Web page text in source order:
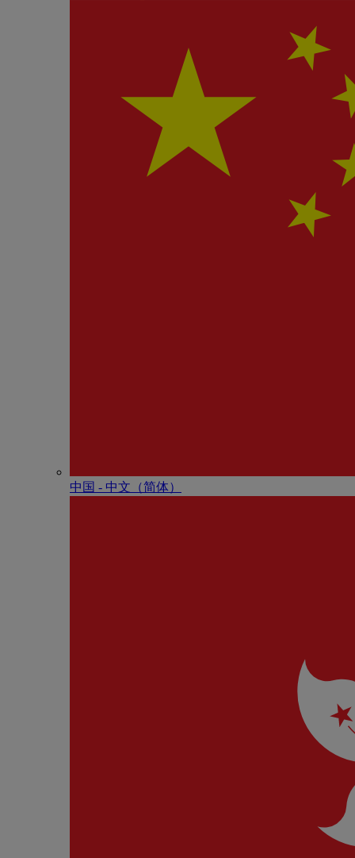
中国 - 中⽂（简体）